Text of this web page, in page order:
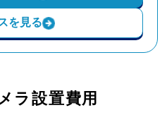
を見る
ラ設置費用